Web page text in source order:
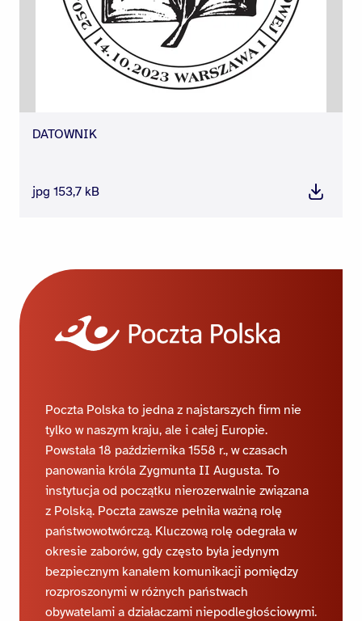
DATOWNIK
jpg 153,7 kB
Pobierz
Poczta Polska to jedna z najstarszych firm nie
tylko w naszym kraju, ale i całej Europie.
Powstała 18 października 1558 r., w czasach
panowania króla Zygmunta II Augusta. To
instytucja od początku nierozerwalnie związana
z Polską. Poczta zawsze pełniła ważną rolę
państwowotwórczą. Kluczową rolę odegrała w
okresie zaborów, gdy często była jedynym
bezpiecznym kanałem komunikacji pomiędzy
rozproszonymi w różnych państwach
obywatelami a działaczami niepodległościowymi.